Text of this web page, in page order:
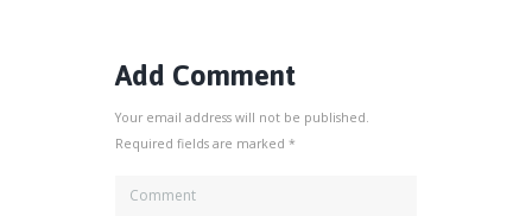
Add Comment
Your email address will not be published.
Required fields are marked *